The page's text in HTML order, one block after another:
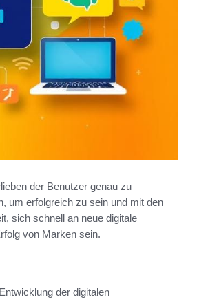
der Benutzer genau zu
um erfolgreich zu sein und mit den
sich schnell an neue digitale
von Marken sein.
der digitalen